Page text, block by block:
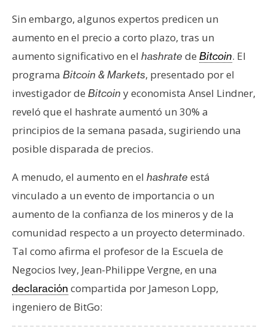
l
s
i
s
N
o
t
s
d
P
r
e
n
a
Sin embargo, algunos expertos predicen un
aumento en el precio a corto plazo, tras un
aumento significativo en el hashrate de Bitcoin. El
programa Bitcoin & Markets, presentado por el
investigador de Bitcoin y economista Ansel Lindner,
reveló que el hashrate aumentó un 30% a
principios de la semana pasada, sugiriendo una
posible disparada de precios.
A menudo, el aumento en el hashrate está
vinculado a un evento de importancia o un
aumento de la confianza de los mineros y de la
comunidad respecto a un proyecto determinado.
Tal como afirma el profesor de la Escuela de
Negocios Ivey, Jean-Philippe Vergne, en una
declaración compartida por Jameson Lopp,
ingeniero de BitGo: